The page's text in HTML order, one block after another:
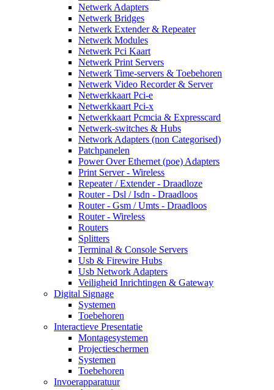
Netwerk Adapters
Netwerk Bridges
Netwerk Extender & Repeater
Netwerk Modules
Netwerk Pci Kaart
Netwerk Print Servers
Netwerk Time-servers & Toebehoren
Netwerk Video Recorder & Server
Netwerkkaart Pci-e
Netwerkkaart Pci-x
Netwerkkaart Pcmcia & Expresscard
Netwerk-switches & Hubs
Network Adapters (non Categorised)
Patchpanelen
Power Over Ethernet (poe) Adapters
Print Server - Wireless
Repeater / Extender - Draadloze
Router - Dsl / Isdn - Draadloos
Router - Gsm / Umts - Draadloos
Router - Wireless
Routers
Splitters
Terminal & Console Servers
Usb & Firewire Hubs
Usb Network Adapters
Veiligheid Inrichtingen & Gateway
Digital Signage
Systemen
Toebehoren
Interactieve Presentatie
Montagesystemen
Projectieschermen
Systemen
Toebehoren
Invoerapparatuur